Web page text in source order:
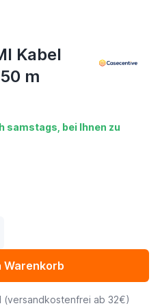
Kabel
m
samstags, bei Ihnen zu
Warenkorb
(versandkostenfrei ab 32€)